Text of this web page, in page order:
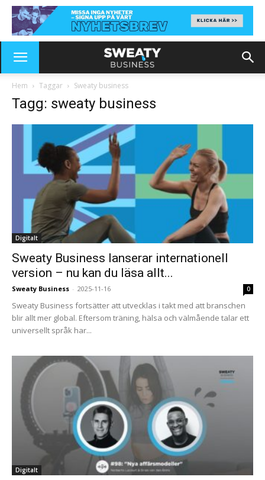
Hem Taggar Sweaty business
Tagg: sweaty business
Digitalt
Sweaty Business lanserar internationell
version – nu kan du läsa allt...
Sweaty Business - 2025-11-16 0
Sweaty Business fortsätter att utvecklas i takt med att branschen
blir allt mer global. Eftersom träning, hälsa och välmående talar ett
universellt språk har...
Digitalt